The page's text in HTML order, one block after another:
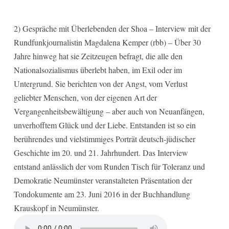
2) Gespräche mit Überlebenden der Shoa – Interview mit der
Rundfunkjournalistin Magdalena Kemper (rbb) – Über 30
Jahre hinweg hat sie Zeitzeugen befragt, die alle den
Nationalsozialismus überlebt haben, im Exil oder im
Untergrund. Sie berichten von der Angst, vom Verlust
geliebter Menschen, von der eigenen Art der
Vergangenheitsbewältigung – aber auch von Neuanfängen,
unverhofftem Glück und der Liebe. Entstanden ist so ein
berührendes und vielstimmiges Porträt deutsch-jüdischer
Geschichte im 20. und 21. Jahrhundert. Das Interview
entstand anlässlich der vom Runden Tisch für Toleranz und
Demokratie Neumünster veranstalteten Präsentation der
Tondokumente am 23. Juni 2016 in der Buchhandlung
Krauskopf in Neumünster.